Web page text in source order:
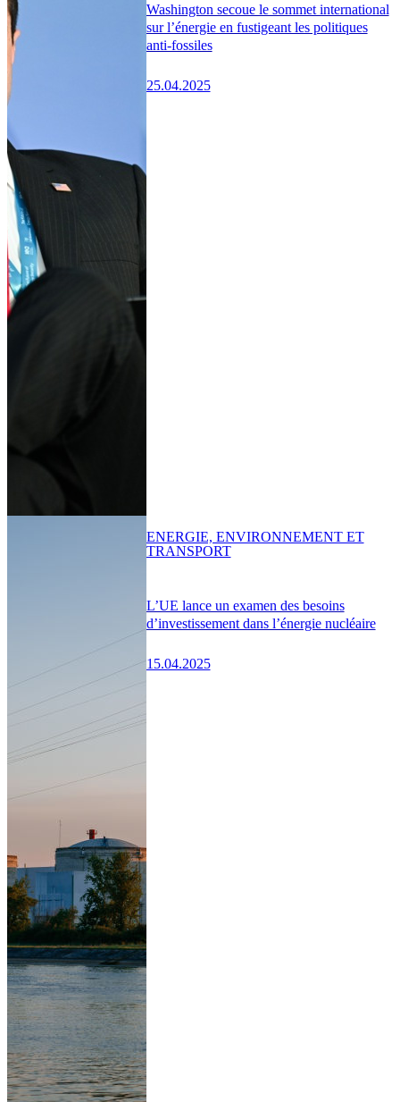
Washington secoue le sommet international
sur l’énergie en fustigeant les politiques
anti-fossiles
25.04.2025
L’UE lance un examen des besoins
d’investissement dans l’énergie nucléaire
15.04.2025
ENERGIE, ENVIRONNEMENT ET
TRANSPORT